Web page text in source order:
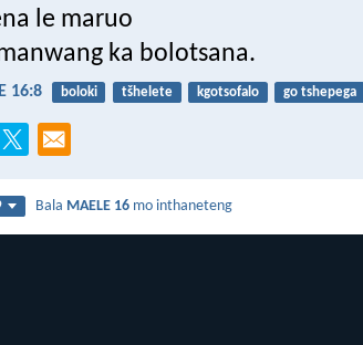
le maruo
ka bolotsana.
16:8 boloki tšhelete kgotsofalo go tshepega
Bala MAELE 16 mo inthaneteng